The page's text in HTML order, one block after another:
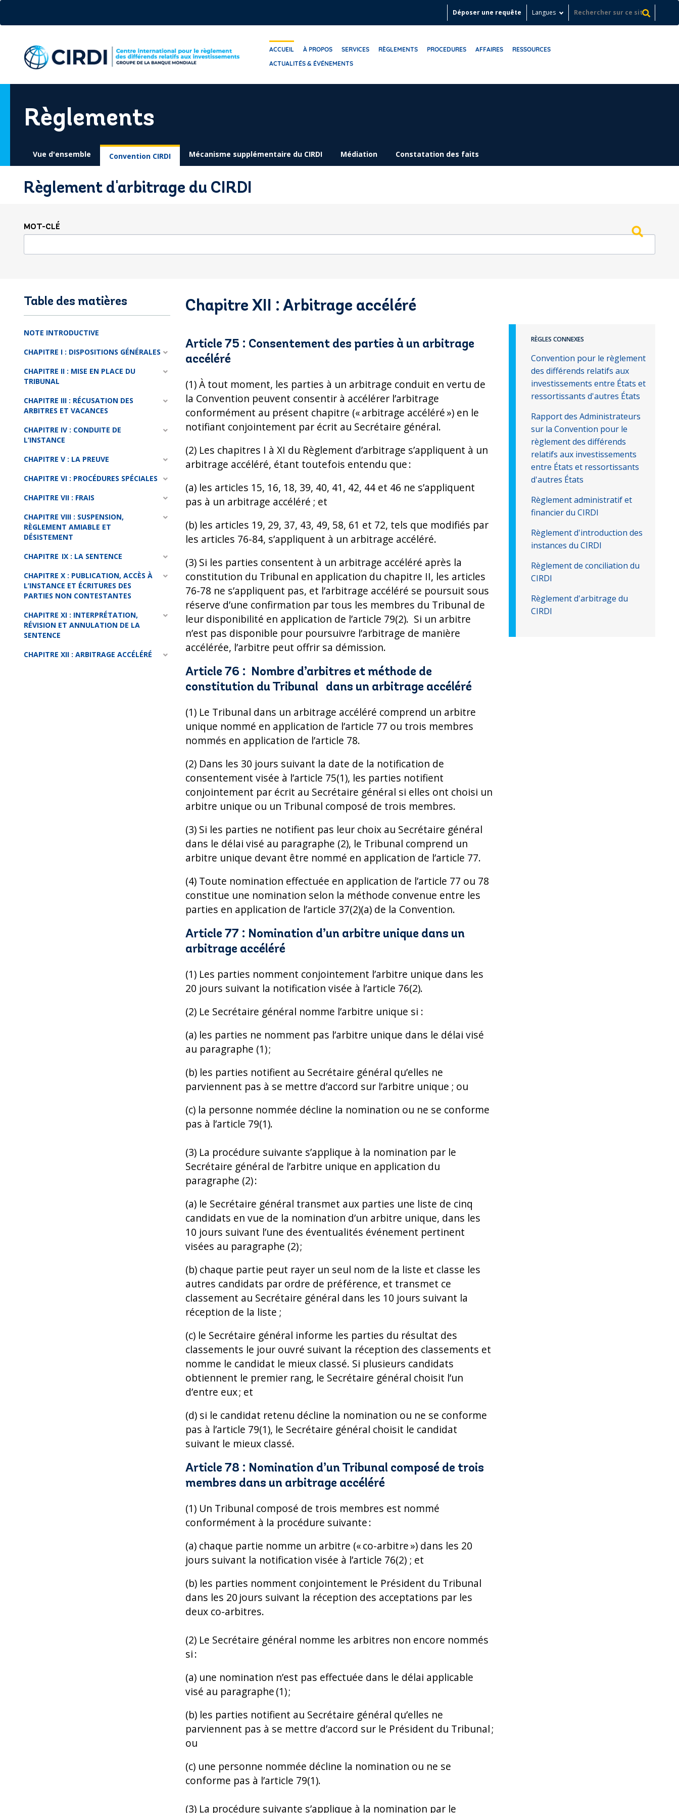
principal
Déposer une requête Langues
ACCUEIL À PROPOS SERVICES RÈGLEMENTS PROCEDURES AFFAIRES
RESSOURCES
ACTUALITÉS & ÉVÉNEMENTS
Règlements
Vue d'ensemble Convention CIRDI Mécanisme supplémentaire du CIRDI Médiation Constatation des faits
Règlement d'arbitrage du CIRDI
MOT-CLÉ
Chapitre XII : Arbitrage accéléré
Article 75 : Consentement des parties à un arbitrage
accéléré
(1) À tout moment, les parties à un arbitrage conduit en vertu de
la Convention peuvent consentir à accélérer l’arbitrage
conformément au présent chapitre (« arbitrage accéléré ») en le
notifiant conjointement par écrit au Secrétaire général.
(2) Les chapitres I à XI du Règlement d’arbitrage s’appliquent à un
arbitrage accéléré, étant toutefois entendu que :
(a) les articles 15, 16, 18, 39, 40, 41, 42, 44 et 46 ne s’appliquent
pas à un arbitrage accéléré ; et
(b) les articles 19, 29, 37, 43, 49, 58, 61 et 72, tels que modifiés par
les articles 76-84, s’appliquent à un arbitrage accéléré.
(3) Si les parties consentent à un arbitrage accéléré après la
constitution du Tribunal en application du chapitre II, les articles
76-78 ne s’appliquent pas, et l’arbitrage accéléré se poursuit sous
réserve d’une confirmation par tous les membres du Tribunal de
leur disponibilité en application de l’article 79(2). Si un arbitre
n’est pas disponible pour poursuivre l’arbitrage de manière
accélérée, l’arbitre peut offrir sa démission.
Article 76 : Nombre d’arbitres et méthode de
constitution du Tribunal dans un arbitrage accéléré
(1) Le Tribunal dans un arbitrage accéléré comprend un arbitre
unique nommé en application de l’article 77 ou trois membres
nommés en application de l’article 78.
(2) Dans les 30 jours suivant la date de la notification de
consentement visée à l’article 75(1), les parties notifient
conjointement par écrit au Secrétaire général si elles ont choisi un
arbitre unique ou un Tribunal composé de trois membres.
(3) Si les parties ne notifient pas leur choix au Secrétaire général
dans le délai visé au paragraphe (2), le Tribunal comprend un
arbitre unique devant être nommé en application de l’article 77.
(4) Toute nomination effectuée en application de l’article 77 ou 78
constitue une nomination selon la méthode convenue entre les
parties en application de l’article 37(2)(a) de la Convention.
Article 77 : Nomination d’un arbitre unique dans un
arbitrage accéléré
(1) Les parties nomment conjointement l’arbitre unique dans les
20 jours suivant la notification visée à l’article 76(2).
(2) Le Secrétaire général nomme l’arbitre unique si :
(a) les parties ne nomment pas l’arbitre unique dans le délai visé
au paragraphe (1) ;
(b) les parties notifient au Secrétaire général qu’elles ne
parviennent pas à se mettre d’accord sur l’arbitre unique ; ou
(c) la personne nommée décline la nomination ou ne se conforme
pas à l’article 79(1).
(3) La procédure suivante s’applique à la nomination par le
Secrétaire général de l’arbitre unique en application du
paragraphe (2) :
(a) le Secrétaire général transmet aux parties une liste de cinq
candidats en vue de la nomination d’un arbitre unique, dans les
10 jours suivant l’une des éventualités événement pertinent
visées au paragraphe (2) ;
(b) chaque partie peut rayer un seul nom de la liste et classe les
autres candidats par ordre de préférence, et transmet ce
classement au Secrétaire général dans les 10 jours suivant la
réception de la liste ;
(c) le Secrétaire général informe les parties du résultat des
classements le jour ouvré suivant la réception des classements et
nomme le candidat le mieux classé. Si plusieurs candidats
obtiennent le premier rang, le Secrétaire général choisit l’un
d’entre eux ; et
(d) si le candidat retenu décline la nomination ou ne se conforme
pas à l’article 79(1), le Secrétaire général choisit le candidat
suivant le mieux classé.
Article 78 : Nomination d’un Tribunal composé de trois
membres dans un arbitrage accéléré
(1) Un Tribunal composé de trois membres est nommé
conformément à la procédure suivante :
(a) chaque partie nomme un arbitre (« co-arbitre ») dans les 20
jours suivant la notification visée à l’article 76(2) ; et
(b) les parties nomment conjointement le Président du Tribunal
dans les 20 jours suivant la réception des acceptations par les
deux co-arbitres.
(2) Le Secrétaire général nomme les arbitres non encore nommés
si :
(a) une nomination n’est pas effectuée dans le délai applicable
visé au paragraphe (1) ;
(b) les parties notifient au Secrétaire général qu’elles ne
parviennent pas à se mettre d’accord sur le Président du Tribunal ;
ou
(c) une personne nommée décline la nomination ou ne se
conforme pas à l’article 79(1).
(3) La procédure suivante s’applique à la nomination par le
Table des matières
NOTE INTRODUCTIVE
CHAPITRE I : DISPOSITIONS GÉNÉRALES
CHAPITRE II : MISE EN PLACE DU
TRIBUNAL
CHAPITRE III : RÉCUSATION DES
ARBITRES ET VACANCES
CHAPITRE IV : CONDUITE DE
L’INSTANCE
CHAPITRE V : LA PREUVE
CHAPITRE VI : PROCÉDURES SPÉCIALES
CHAPITRE VII : FRAIS
CHAPITRE VIII : SUSPENSION,
RÈGLEMENT AMIABLE ET
DÉSISTEMENT
CHAPITRE IX : LA SENTENCE
CHAPITRE X : PUBLICATION, ACCÈS À
L’INSTANCE ET ÉCRITURES DES
PARTIES NON CONTESTANTES
CHAPITRE XI : INTERPRÉTATION,
RÉVISION ET ANNULATION DE LA
SENTENCE
CHAPITRE XII : ARBITRAGE ACCÉLÉRÉ
RÈGLES CONNEXES
Convention pour le règlement
des différends relatifs aux
investissements entre États et
ressortissants d'autres États
Rapport des Administrateurs
sur la Convention pour le
règlement des différends
relatifs aux investissements
entre États et ressortissants
d'autres États
Règlement administratif et
financier du CIRDI
Règlement d'introduction des
instances du CIRDI
Règlement de conciliation du
CIRDI
Règlement d'arbitrage du
CIRDI